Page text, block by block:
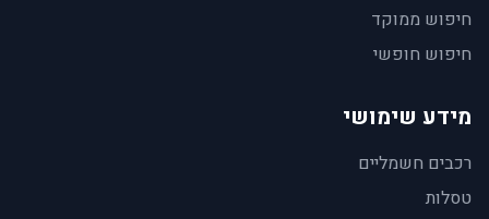
חיפוש ממוקד
חיפוש חופשי
מידע שימושי
רכבים חשמליים
טסלות